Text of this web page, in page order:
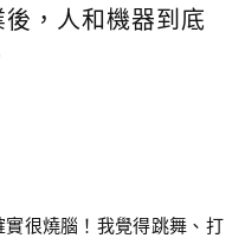
，人和機器到底
很燒腦！我覺得跳舞、打